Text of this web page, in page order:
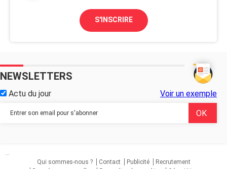
S'INSCRIRE
NEWSLETTERS
Actu du jour Voir un exemple
...
Qui sommes-nous ?
Contact Publicité
Recrutement